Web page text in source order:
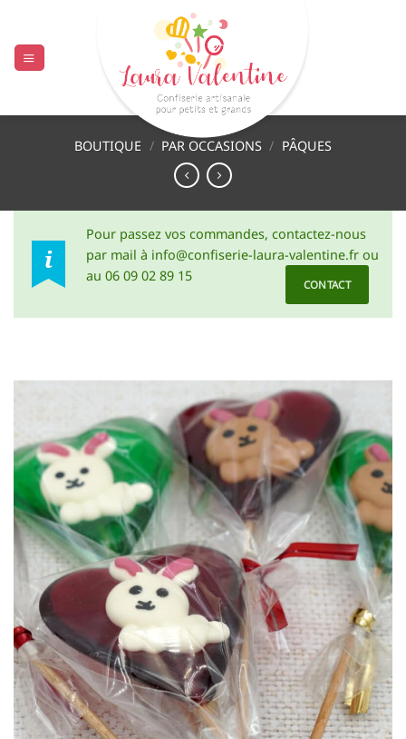
contenu
BOUTIQUE / PAR OCCASIONS / PÂQUES
Pour passez vos commandes, contactez-nous
par mail à info@confiserie-laura-valentine.fr ou
au 06 09 02 89 15
CONTACT